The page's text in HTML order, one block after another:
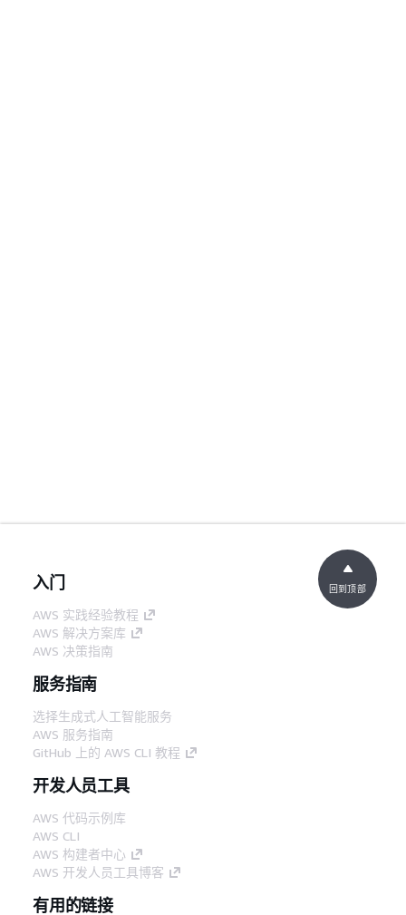
入门
AWS 实践经验教程
AWS 解决方案库
AWS 决策指南
服务指南
选择生成式人工智能服务
AWS 服务指南
GitHub 上的 AWS CLI 教程
开发人员工具
AWS 代码示例库
AWS CLI
AWS 构建者中心
AWS 开发人员工具博客
有用的链接
回到顶部